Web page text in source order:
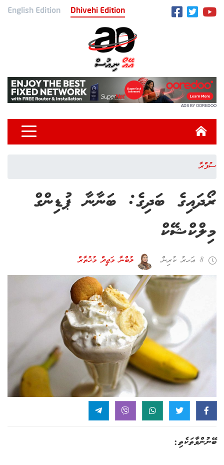
English Edition Dhivehi Edition
ADS BY OOREDOO
ސުފްރާ
ރޯދައިގެ ބަދިގެ: ބަނާނާ ޕުޑިންގް
މިލްކްޝޭކް
8 އަހރު ކުރިން ލުބްނާ މަޖީދް މުޚުތާރް
ބޭނުންވާތަކެތި: